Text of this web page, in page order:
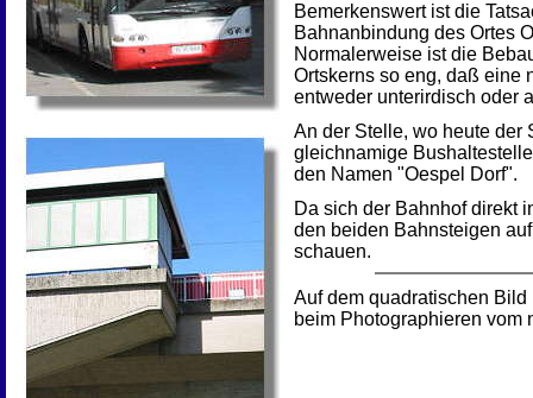
Bemerkenswert ist die
Bahnanbindung des Ortes
Normalerweise ist die
Ortskerns so eng, daß eine
entweder unterirdisch oder
An der Stelle, wo heute der
gleichnamige
den Namen "Oespel Dorf".
Da sich der Bahnhof direkt
den beiden Bahnsteigen
schauen.
Auf dem quadratischen
beim Photographieren vom